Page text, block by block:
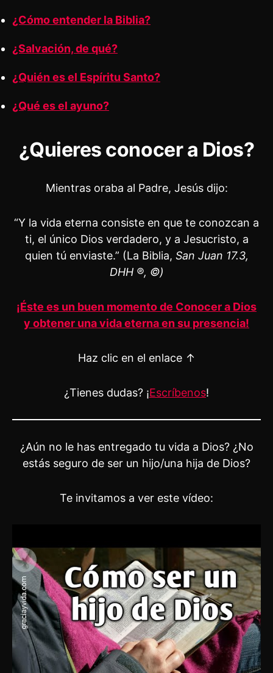
¿Cómo entender la Biblia?
¿Salvación, de qué?
¿Quién es el Espíritu Santo?
¿Qué es el ayuno?
¿Quieres conocer a Dios?
Mientras oraba al Padre, Jesús dijo:
“Y la vida eterna consiste en que te conozcan a
ti, el único Dios verdadero, y a Jesucristo, a
quien tú enviaste.” (La Biblia, San Juan 17.3,
DHH ®, ©)
¡Éste es un buen momento de Conocer a Dios
y obtener una vida eterna en su presencia!
Haz clic en el enlace ↑
¿Tienes dudas? ¡Escríbenos!
¿Aún no le has entregado tu vida a Dios? ¿No
estás seguro de ser un hijo/una hija de Dios?
Te invitamos a ver este vídeo: